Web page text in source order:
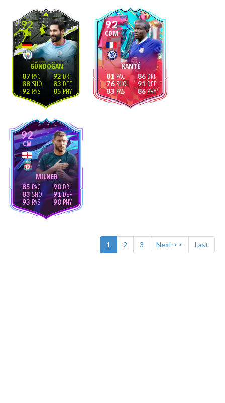
92
CM
GÜNDOĞAN
87
88
92
92
83
85
92
CDM
KANTÉ
81
76
83
86
91
86
92
CM
MILNER
85
83
93
90
91
90
1 2 3 Next >> Last